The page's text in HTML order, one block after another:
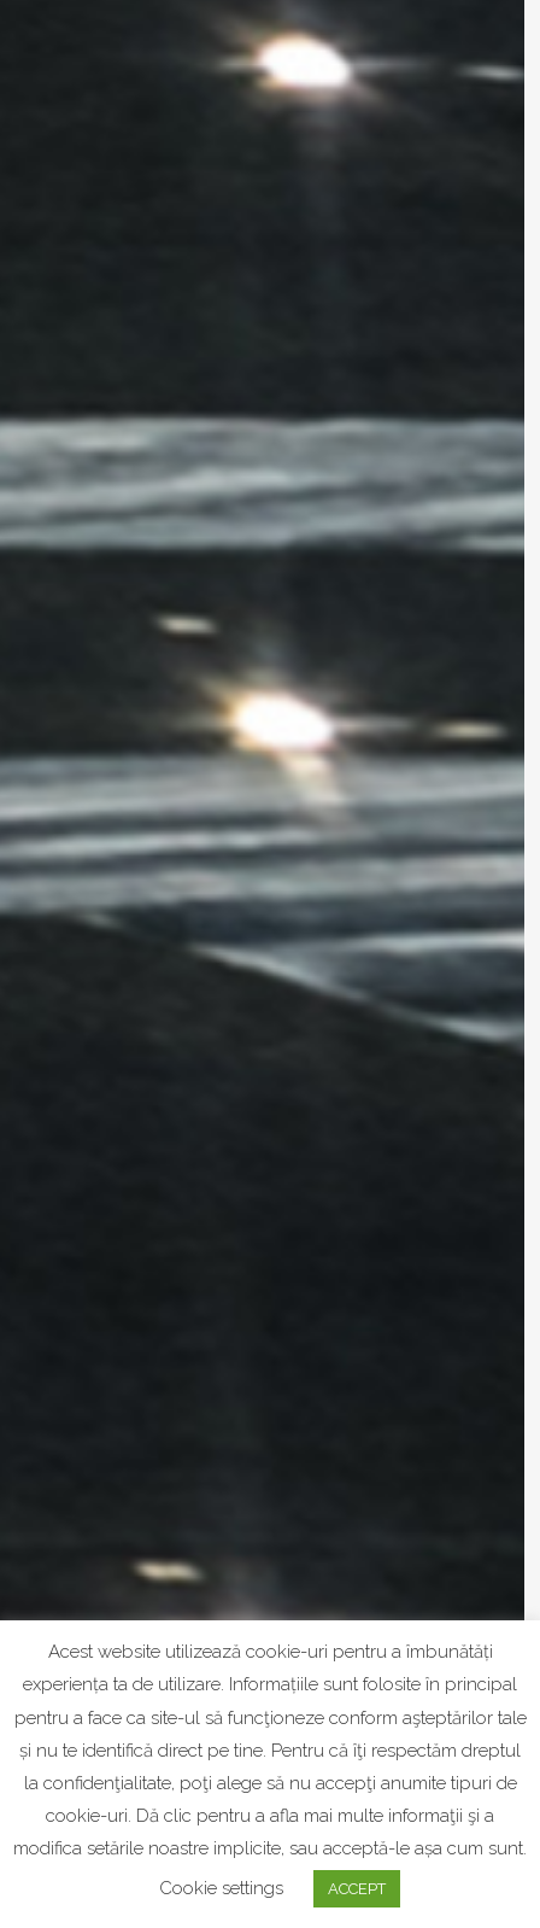
Acest website utilizează cookie-uri pentru a îmbunătăți
experiența ta de utilizare. Informațiile sunt folosite în principal
pentru a face ca site-ul să funcţioneze conform aşteptărilor tale
și nu te identifică direct pe tine. Pentru că îţi respectăm dreptul
la confidenţialitate, poţi alege să nu accepţi anumite tipuri de
cookie-uri. Dă clic pentru a afla mai multe informaţii şi a
modifica setările noastre implicite, sau acceptă-le așa cum sunt.
Cookie settings
ACCEPT